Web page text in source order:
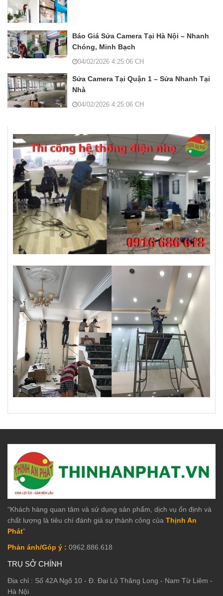
Báo Giá Sửa Camera Tại Hà Nội – Nhanh
Chóng, Minh Bạch
04/02/2026 4:25:06 CH
Sửa Camera Tại Quận 1 – Sửa Nhanh Tại
Nhà
04/02/2026 4:25:06 CH
“Khách hàng quan tâm và sử dụng sản phẩm, dịch vụ ổn định và
chất lượng là tiêu chí đánh giá sự thành công của Thịnh An
Phát”
Phản ánh/Góp ý : 0962.886.618
TRỤ SỞ CHÍNH
Địa chỉ : Số 42A Ngõ 10 - Đ. Đại Lộ Thăng Long - Nam Từ Liêm -
Hà Nội